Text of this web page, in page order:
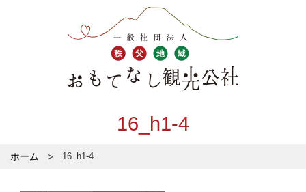
16_h1-4
ホーム 16_h1-4